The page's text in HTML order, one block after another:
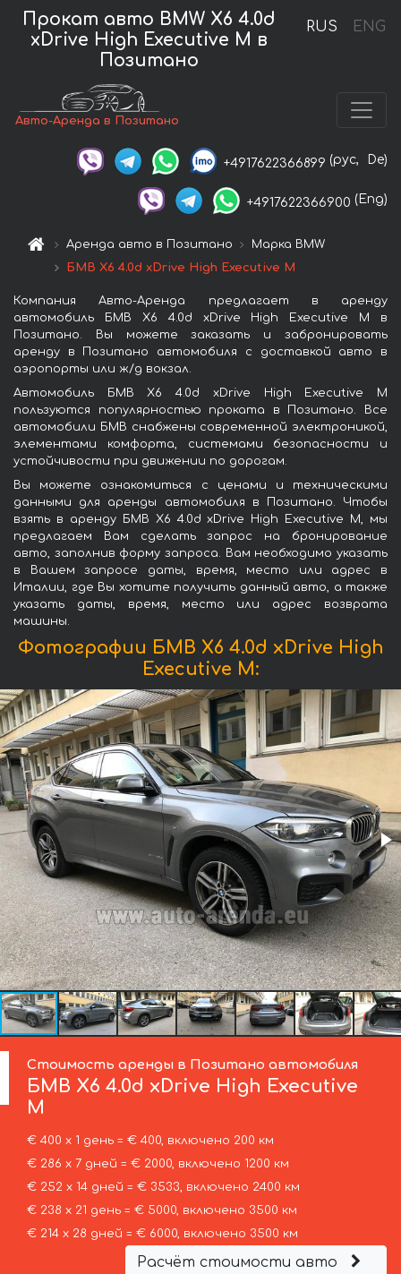
RUS ENG
Прокат авто BMW X6 4.0d
xDrive High Executive M в
Позитано
Авто-Аренда в Позитано
+4917622366899 (рус, De)
+4917622366900 (Eng)
Аренда авто в Позитано
Марка BMW
БМВ X6 4.0d xDrive High Executive M
Компания Авто-Аренда предлагает в аренду
автомобиль БМВ X6 4.0d xDrive High Executive M в
Позитано. Вы можете заказать и забронировать
аренду в Позитано автомобиля с доставкой авто в
аэропорты или ж/д вокзал.
Автомобиль БМВ X6 4.0d xDrive High Executive M
пользуются популярностью проката в Позитано. Все
автомобили БМВ снабжены современной электроникой,
элементами комфорта, системами безопасности и
устойчивости при движении по дорогам.
Вы можете ознакомиться с ценами и техническими
данными для аренды автомобиля в Позитано. Чтобы
взять в аренду БМВ X6 4.0d xDrive High Executive M, мы
предлагаем Вам сделать запрос на бронирование
авто, заполнив форму запроса. Вам необходимо указать
в Вашем запросе даты, время, место или адрес в
Италии, где Вы хотите получить данный авто, а также
указать даты, время, место или адрес возврата
машины.
Фотографии БМВ X6 4.0d xDrive High
Executive M:
Стоимость аренды в Позитано автомобиля
БМВ X6 4.0d xDrive High Executive
M
€ 400 х 1 день = € 400, включено 200 км
€ 286 х 7 дней = € 2000, включено 1200 км
€ 252 х 14 дней = € 3533, включено 2400 км
€ 238 х 21 день = € 5000, включено 3500 км
€ 214 х 28 дней = € 6000, включено 3500 км
Расчёт стоимости авто